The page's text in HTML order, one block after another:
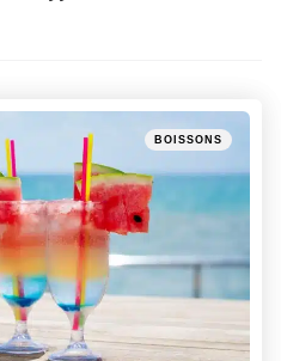
Posted
in
BOISSONS